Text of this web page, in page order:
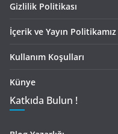
Gizlilik Politikası
İçerik ve Yayın Politikamız
Kullanım Koşulları
Künye
Katkıda Bulun !